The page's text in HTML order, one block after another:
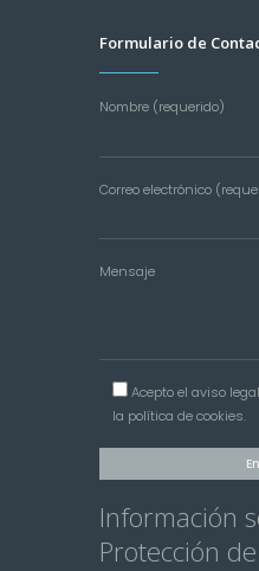
Formulario de
Nombre (requerido)
Correo electrónico
Mensaje
Acepto elaviso
la política de cookies.
Información
Protección